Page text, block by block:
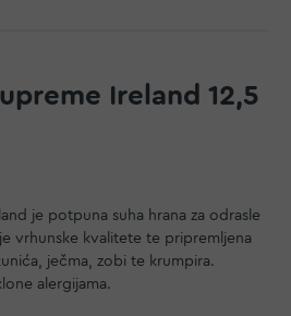
Ireland 12,5
je potpuna suha hrana za odrasle
vrhunske kvalitete te pripremljena
ječma, zobi te krumpira.
alergijama.